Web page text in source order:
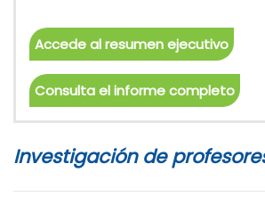
Accede al resumen ejecutivo
Consulta el informe completo
Investigación de